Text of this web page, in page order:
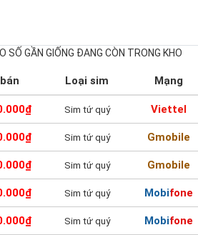
SỐ GẦN GIỐNG ĐANG CÒN TRONG KHO
Loại sim Mạng
Sim tứ quý Viettel
Sim tứ quý Gmobile
Sim tứ quý Gmobile
Sim tứ quý Mobifone
Sim tứ quý Mobifone